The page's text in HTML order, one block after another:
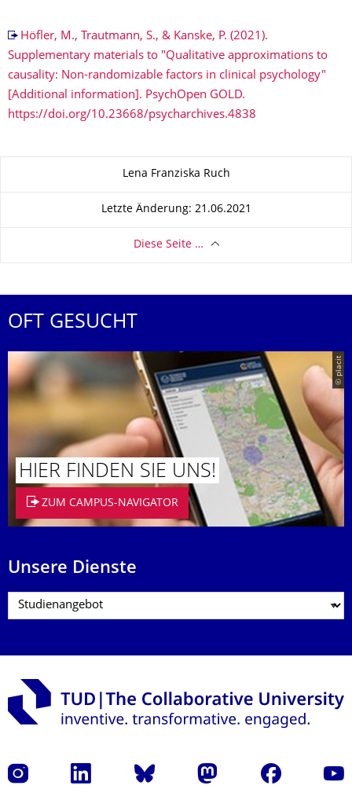
Höfler, M., Trautmann, S., & Kanske, P. (2021).
Supplementary materials to "Qualitative approximations to
causality: Non-randomizable factors in clinical psychology"
[Additional information]. PsychOpen GOLD.
https://doi.org/10.23668/psycharchives.4838
Zu dieser SeiteLena Franziska Ruch
Letzte Änderung: 21.06.2021
Diese Seite …
OFT GESUCHT
© placit
HIER FINDEN SIE UNS!
ZUM CAMPUS-NAVIGATOR
Unsere Dienste
Instagram LinkedIn Bluesky Mastodon Facebook